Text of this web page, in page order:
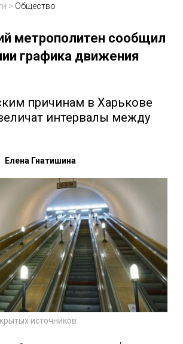
> Общество
метрополитен сообщил
графика движения
причинам в Харькове
интервалы между
Елена Гнатишина
источников